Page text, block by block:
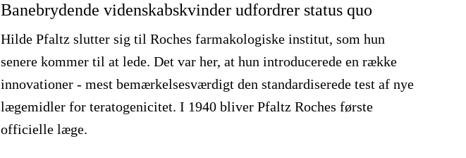
Banebrydende videnskabskvinder udfordrer status quo
Hilde Pfaltz slutter sig til Roches farmakologiske institut, som hun
senere kommer til at lede. Det var her, at hun introducerede en række
innovationer - mest bemærkelsesværdigt den standardiserede test af nye
lægemidler for teratogenicitet. I 1940 bliver Pfaltz Roches første
officielle læge.